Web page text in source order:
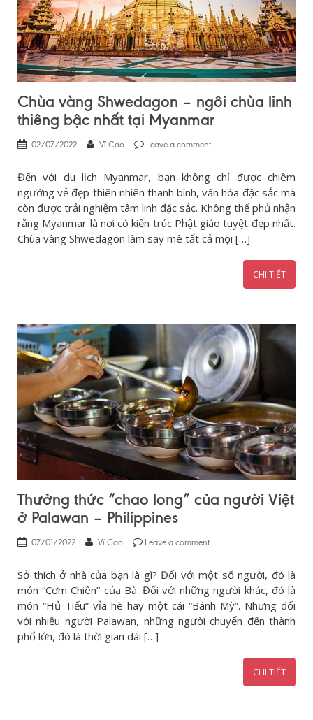
Chùa vàng Shwedagon – ngôi chùa linh
thiêng bậc nhất tại Myanmar
02/07/2022 Vĩ Cao Leave a comment
Đến với du lịch Myanmar, bạn không chỉ được chiêm
ngưỡng vẻ đẹp thiên nhiên thanh bình, văn hóa đặc sắc mà
còn được trải nghiệm tâm linh đặc sắc. Không thể phủ nhận
rằng Myanmar là nơi có kiến trúc Phật giáo tuyệt đẹp nhất.
Chùa vàng Shwedagon làm say mê tất cả mọi […]
CHI TIẾT
Thưởng thức “chao long” của người Việt
ở Palawan – Philippines
07/01/2022 Vĩ Cao Leave a comment
Sở thích ở nhà của bạn là gì? Đối với một số người, đó là
món “Cơm Chiên” của Bà. Đối với những người khác, đó là
món “Hủ Tiếu” vỉa hè hay một cái “Bánh Mỳ”. Nhưng đối
với nhiều người Palawan, những người chuyển đến thành
phố lớn, đó là thời gian dài […]
CHI TIẾT